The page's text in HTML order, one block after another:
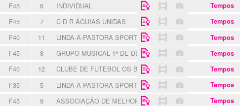
F45 6 INDIVIDUAL Tempos
F45 7 C D R ÁGUIAS UNIDAS Tempos
F40 11 LINDA-A-PASTORA SPORTING CLUBE Tempos
F45 8 GRUPO MUSICAL 1º DE DEZEMBRO DE QUEIJAS Tempos
F40 12 CLUBE DE FUTEBOL OS BELENENSES Tempos
F35 5 LINDA-A-PASTORA SPORTING CLUBE Tempos
F45 9 ASSOCIAÇÃO DE MELHORAMENTOS DE A DOS CUNHADOS
Tempos